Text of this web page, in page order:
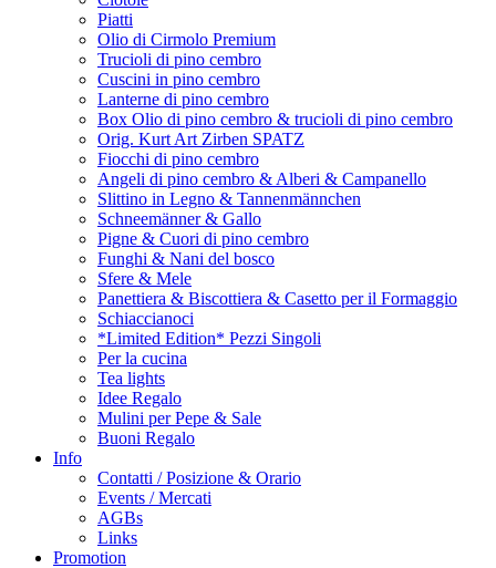
Piatti
Olio di Cirmolo Premium
Trucioli di pino cembro
Cuscini in pino cembro
Lanterne di pino cembro
Box Olio di pino cembro & trucioli di pino cembro
Orig. Kurt Art Zirben SPATZ
Fiocchi di pino cembro
Angeli di pino cembro & Alberi & Campanello
Slittino in Legno & Tannenmännchen
Schneemänner & Gallo
Pigne & Cuori di pino cembro
Funghi & Nani del bosco
Sfere & Mele
Panettiera & Biscottiera & Casetto per il Formaggio
Schiaccianoci
*Limited Edition* Pezzi Singoli
Per la cucina
Tea lights
Idee Regalo
Mulini per Pepe & Sale
Buoni Regalo
Info
Contatti / Posizione & Orario
Events / Mercati
AGBs
Links
Promotion